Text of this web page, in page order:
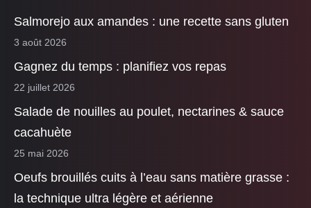
Salmorejo aux amandes : une recette sans gluten
3 août 2026
Gagnez du temps : planifiez vos repas
22 juillet 2026
Salade de nouilles au poulet, nectarines & sauce
cacahuète
25 mai 2026
Oeufs brouillés cuits à l’eau sans matière grasse :
la technique ultra légère et aérienne